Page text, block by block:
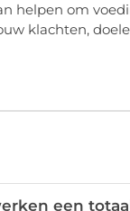
helpen om
klachten,
een